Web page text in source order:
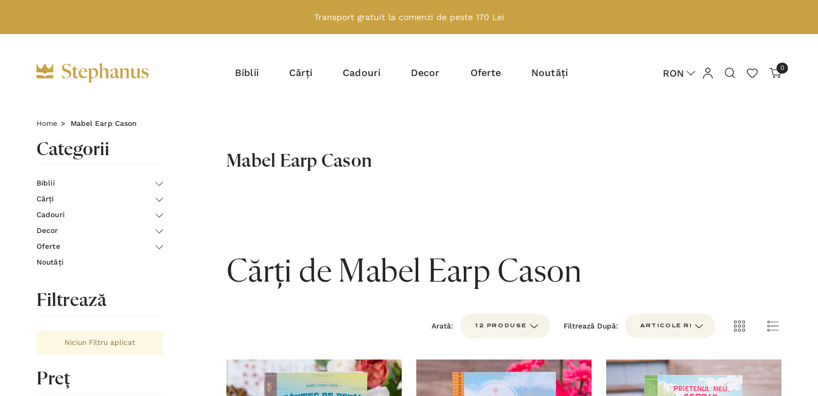
Transport gratuit la comenzi de peste 170 Lei
Biblii Cărți Cadouri Decor Oferte Noutăți RON 0
Home Mabel Earp Cason
Categorii
Biblii
Cărți
Cadouri
Decor
Oferte
Noutăți
Filtrează
Niciun Filtru aplicat
Preţ
Mabel Earp Cason
Cărți de Mabel Earp Cason
Arată: Filtrează După: